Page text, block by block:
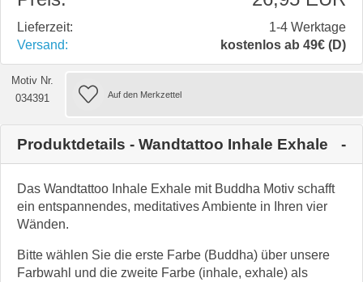
Lieferzeit:
1-4 Werktage
Versand:
kostenlos ab 49€ (D)
Motiv Nr.
034391
Produktdetails - Wandtattoo Inhale Exhale
Das Wandtattoo Inhale Exhale mit Buddha Motiv schafft
ein entspannendes, meditatives Ambiente in Ihren vier
Wänden.
Bitte wählen Sie die erste Farbe (Buddha) über unsere
Farbwahl und die zweite Farbe (inhale, exhale) als